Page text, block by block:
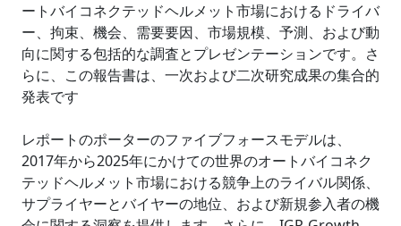
ートバイコネクテッドヘルメット市場におけるドライバ
ー、拘束、機会、需要要因、市場規模、予測、および動
向に関する包括的な調査とプレゼンテーションです。さ
らに、この報告書は、一次および二次研究成果の集合的
発表です
レポートのポーターのファイブフォースモデルは、
2017年から2025年にかけての世界のオートバイコネク
テッドヘルメット市場における競争上のライバル関係、
サプライヤーとバイヤーの地位、および新規参入者の機